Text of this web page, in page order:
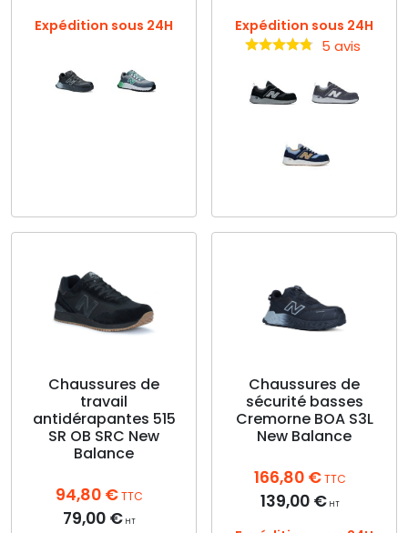
Expédition sous 24H
Les
être
choisies
sur
du
produit
Expédition sous 24H
5 avis
produit
variations.
Les
options
choisies
sur
la
page
produit
Chaussures de
travail
antidérapantes 515
SR OB SRC New
Balance
94,80 €TTC
79,00 € HT
Chaussures de
sécurité basses
Cremorne BOA S3L
New Balance
166,80 € TTC
139,00 € HT